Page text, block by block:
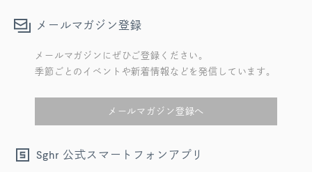
メールマガジン登録
メールマガジンにぜひご登録ください。
季節ごとのイベントや新着情報などを発信しています。
メールマガジン登録へ
Sghr 公式スマートフォンアプリ